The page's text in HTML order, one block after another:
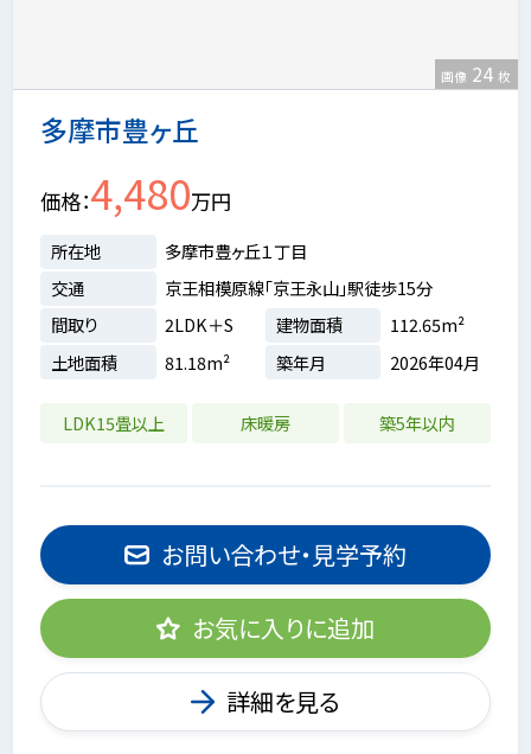
多摩市豊ヶ丘
画像 24 枚
価格 4,480万円
所在地
多摩市豊ヶ丘１丁目
交通
京王相模原線「京王永山」駅徒歩15分
間取り
2LDK＋S 建物面積
112.65m²
土地面積
81.18m² 築年月 2026年04月
LDK15畳以上 床暖房 築5年以内
お問い合わせ・見学予約
お気に入りに追加
詳細を見る